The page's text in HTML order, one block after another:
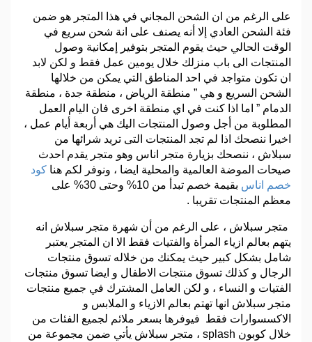
على الرغم من ان الشحن المجاني في هذا المتجر هو ضمن
فئة الشحن العادي إلا أنه يصنف على انة شحن سريع في
الوقت الحالي حيث يقوم المتجر بتوفير إمكانية وصول
المنتجات الى باب منزلك خلال يومين عمل فقط و لكن لابد
ان تكون متواجد في احد المناطق التي يمكن من خلالها
الشحن السريع و هي ” منطقة الرياض ، منطقة جدة ، منطقة
الدمام ” اما اذا كنت في اي منطقة اخرى فان اليام العمل
المطلوبة من أجل وصول المنتجات اليك هي أربعة أيام عمل ،
اخيرا ننصحك اذا لم تجد المنتجات التى تريد شرائها من
سبلاش ، ننصحك بزيارة متجر اناس وهو متجر يقدم احدث
صيحات الموضة العالمية والمحلية ايضا ، ونوفر لكم هنا كود
خصم اناس
بقيمة خصم تبدأ من 10% وحتى 30% على
معظم المنتجات تقريبا .
متجر سبلاش ، على الرغم من أن شهرة متجر سبلاش انه
يتهم بعالم ازياء المرأة والفتيات فقط الا ان المتجر يعتبر
شامل بشكل كبير حيث يمكنك من خلاله تسوق منتجات
الرجال و كذلك تسوق منتجات الاطفال و ايضا تسوق منتجات
الفتيات و النساء ، و لكن العامل المشترك في جميع منتجات
متجر سبلاش انها تهتم بعالم الازياء و الملابس و
الاكسسوارات فقط فيوفرها بسعر ملائم لجميع الفئات من
خلال كوبون splash ، متجر سبلاش يأتي ضمن مجموعة من